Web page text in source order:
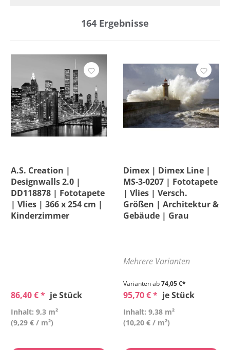
164 Ergebnisse
Breite
Entfernung
Größe
Höhe
Material
A.S. Creation |
Designwalls 2.0 |
DD118878 | Fototapete
| Vlies | 366 x 254 cm |
Kinderzimmer
86,40 € * je Stück
Inhalt: 9,3 m²
(9,29 € / m²)
Dimex | Dimex Line |
MS-3-0207 | Fototapete
| Vlies | Versch.
Größen | Architektur &
Gebäude | Grau
Mehrere Varianten
Varianten ab74,05 €*
95,70 € * je Stück
Inhalt: 9,38 m²
(10,20 € / m²)